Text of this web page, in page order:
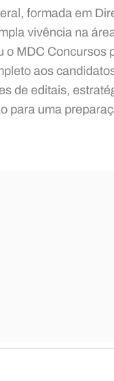
formada em
vivência na
o MDC Concursos
aos
de editais,
para uma